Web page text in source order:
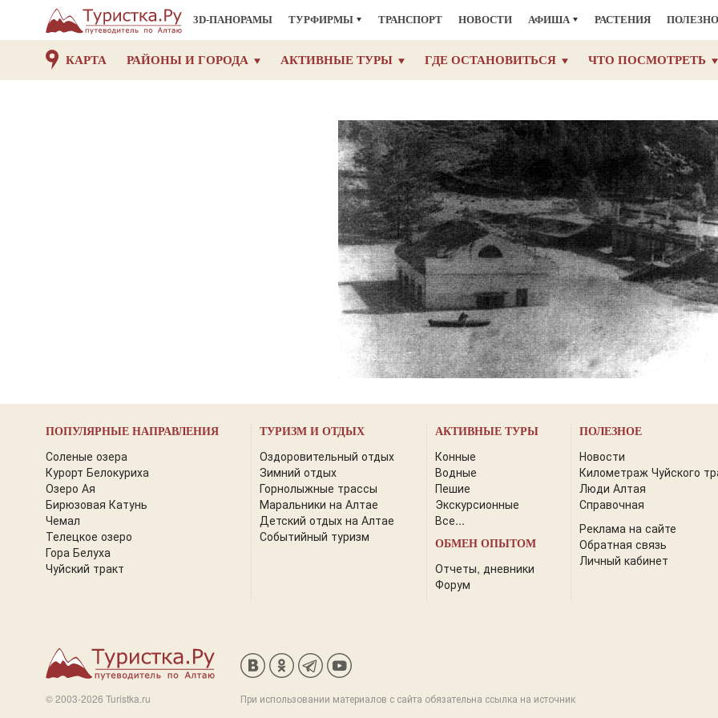
3D-ПАНОРАМЫ ТУРФИРМЫ ТРАНСПОРТ НОВОСТИ АФИША РАСТЕНИЯ
КАРТА РАЙОНЫ И ГОРОДА АКТИВНЫЕ ТУРЫ ГДЕ ОСТАНОВИТЬСЯ ЧТО ПОСМОТРЕТЬ
ПОПУЛЯРНЫЕ НАПРАВЛЕНИЯ
Соленые озера
Курорт Белокуриха
Озеро Ая
Бирюзовая Катунь
Чемал
Телецкое озеро
Гора Белуха
Чуйский тракт
ТУРИЗМ И ОТДЫХ
Оздоровительный отдых
Зимний отдых
Горнолыжные трассы
Маральники на Алтае
Детский отдых на Алтае
Событийный туризм
АКТИВНЫЕ ТУРЫ
Конные
Водные
Пешие
Экскурсионные
Все...
ОБМЕН ОПЫТОМ
Отчеты, дневники
Форум
ПОЛЕЗНОЕ
Новости
Километраж Чуйского
Люди Алтая
Справочная
Реклама на сайте
Обратная связь
Личный кабинет
© 2003-2026 Turistka.ru При использовании материалов с сайта обязательна ссылка на источник